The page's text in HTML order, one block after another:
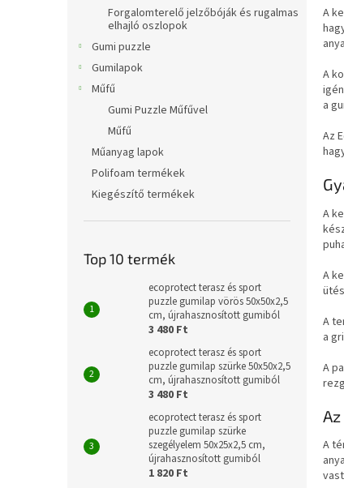
Forgalomterelő jelzőbóják és rugalmas
elhajló oszlopok
Gumi puzzle
Gumilapok
Műfű
Gumi Puzzle Műfűvel
Műfű
Műanyag lapok
Polifoam termékek
Kiegészítő termékek
Top 10 termék
ecoprotect terasz és sport
puzzle gumilap vörös 50x50x2,5
cm, újrahasznosított gumiból
3 480 Ft
ecoprotect terasz és sport
puzzle gumilap szürke 50x50x2,5
cm, újrahasznosított gumiból
3 480 Ft
ecoprotect terasz és sport
puzzle gumilap szürke
szegélyelem 50x25x2,5 cm,
újrahasznosított gumiból
1 820 Ft
A
A
a
Az
A
A
A
a
A
A